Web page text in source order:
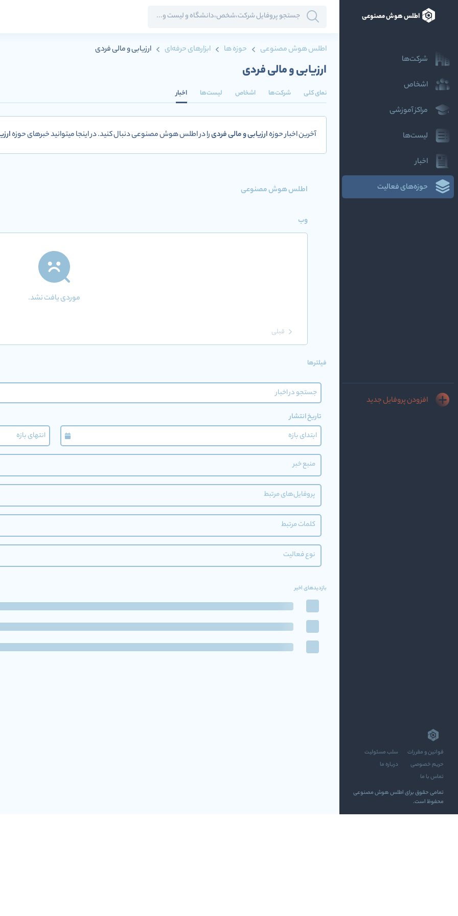
اطلس هوش مصنوعی
شرکت‌ها
اشخاص
مراکز آموزشی
لیست‌ها
اخبار
حوزه‌های فعالیت
افزودن پروفایل جدید
قوانین و مقررات
سلب مسئولیت
حریم خصوصی
درباره ما
تماس با ما
تمامی حقوق برای اطلس هوش مصنوعی
محفوظ است.
اطلس هوش مصنوعی حوزه ها ابزارهای حرفه‌ای ارزیابی و مالی فردی
ارزیابی و مالی فردی
نمای کلی شرکت‌ها اشخاص لیست‌ها اخبار
آخرین اخبار حوزهارزیابی و مالی فردیرا در اطلس هوش مصنوعی دنبال کنید. در اینجا میتوانید خبرهای حوزه
اطلس هوش مصنوعی
وب
موردی یافت نشد.
قبلی
فیلترها
تاریخ انتشار
منبع خبر
پروفایل‌های مرتبط
کلمات مرتبط
نوع فعالیت
بازدیدهای اخیر